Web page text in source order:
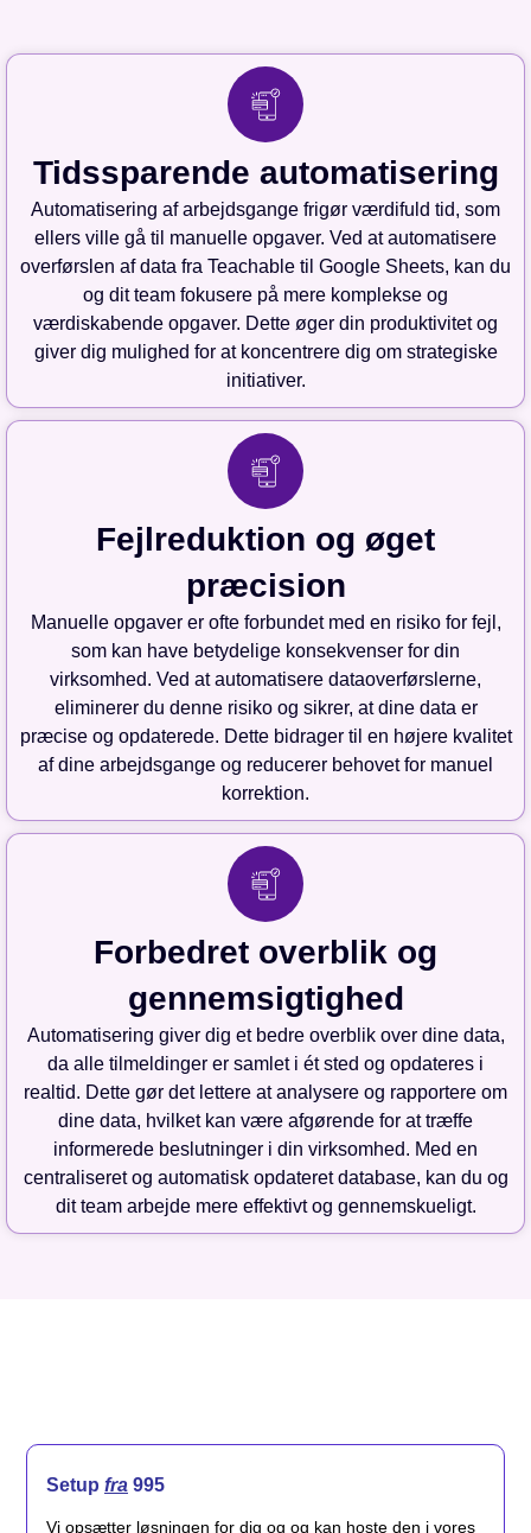
Tidssparende automatisering
Automatisering af arbejdsgange frigør værdifuld tid, som
ellers ville gå til manuelle opgaver. Ved at automatisere
overførslen af data fra Teachable til Google Sheets, kan du
og dit team fokusere på mere komplekse og
værdiskabende opgaver. Dette øger din produktivitet og
giver dig mulighed for at koncentrere dig om strategiske
initiativer.
Fejlreduktion og øget
præcision
Manuelle opgaver er ofte forbundet med en risiko for fejl,
som kan have betydelige konsekvenser for din
virksomhed. Ved at automatisere dataoverførslerne,
eliminerer du denne risiko og sikrer, at dine data er
præcise og opdaterede. Dette bidrager til en højere kvalitet
af dine arbejdsgange og reducerer behovet for manuel
korrektion.
Forbedret overblik og
gennemsigtighed
Automatisering giver dig et bedre overblik over dine data,
da alle tilmeldinger er samlet i ét sted og opdateres i
realtid. Dette gør det lettere at analysere og rapportere om
dine data, hvilket kan være afgørende for at træffe
informerede beslutninger i din virksomhed. Med en
centraliseret og automatisk opdateret database, kan du og
dit team arbejde mere effektivt og gennemskueligt.
Setup fra 995
Vi opsætter løsningen for dig og og kan hoste den i vores